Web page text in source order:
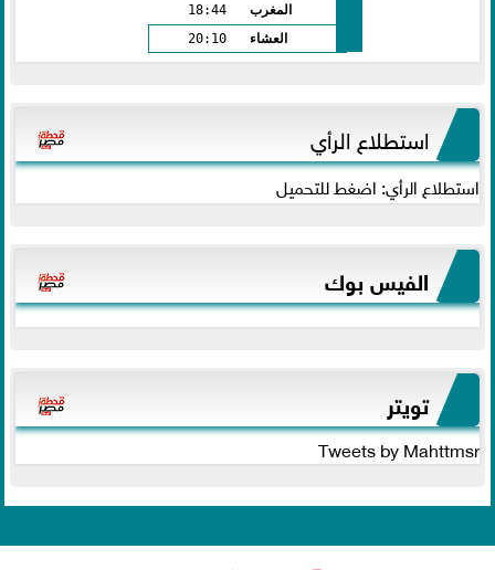
المغرب
18:44
العشاء
20:10
استطلاع الرأي
استطلاع الرأي: اضغط للتحميل
الفيس بوك
تويتر
Tweets by Mahttmsr